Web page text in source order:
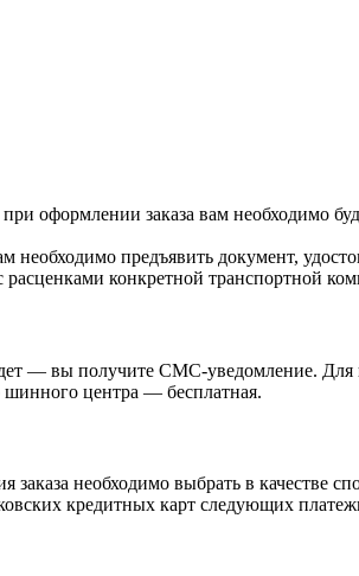
оформлении заказа вам необходимо
предъявить документ,
расценками конкретной транспортной
— вы получите СМС-уведомление. Для
шинного центра — бесплатная.
необходимо выбрать в качестве
кредитных карт следующих